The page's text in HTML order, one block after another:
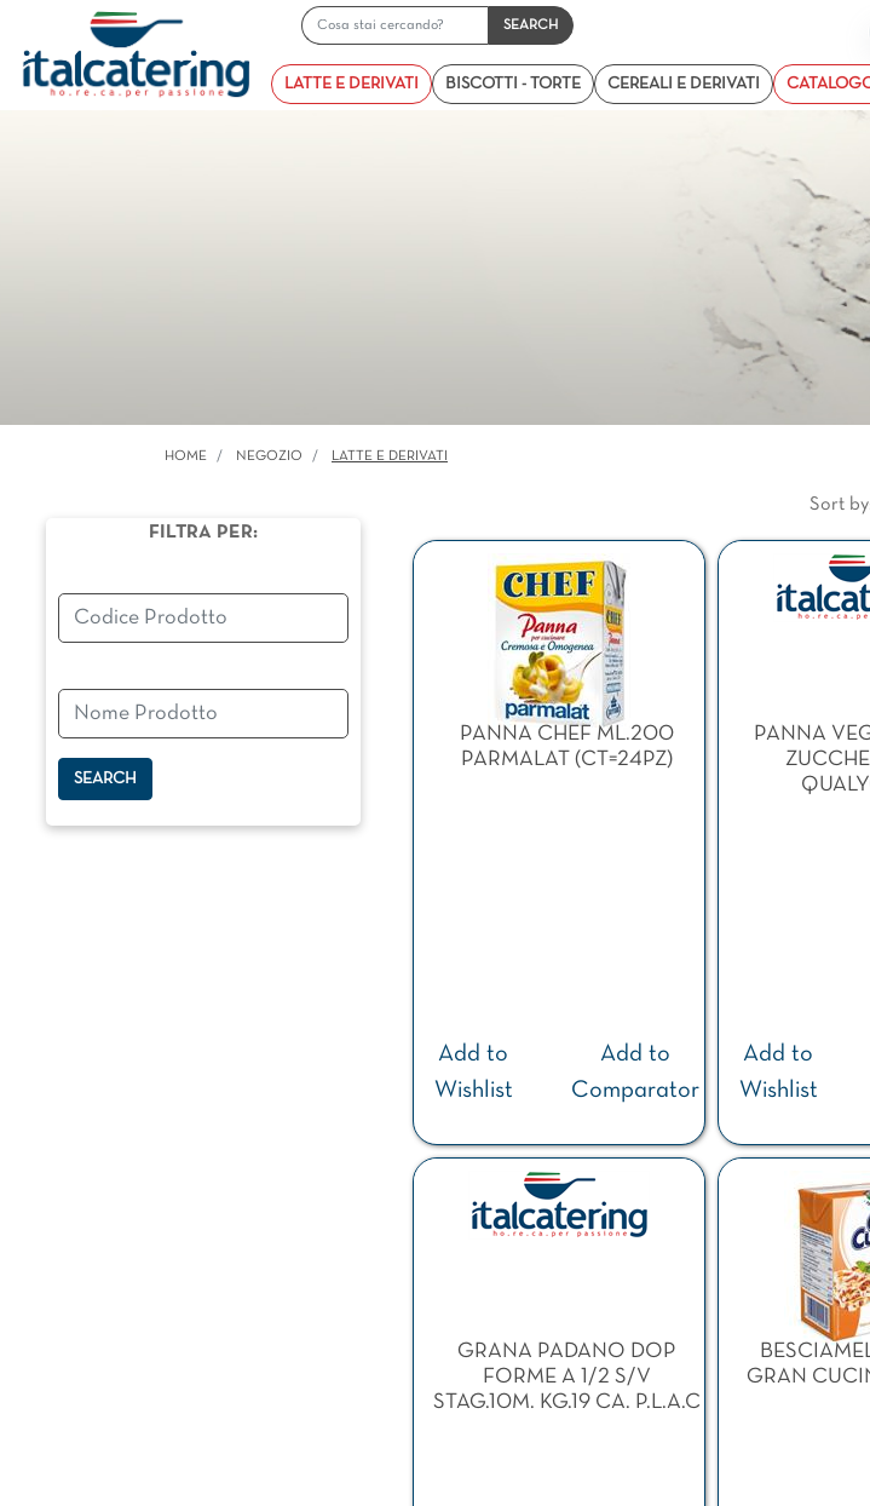
Changing a filter automatically
LATTE E DERIVATI BISCOTTI - TORTE CEREALI E DERIVATI
HOME NEGOZIO LATTE E DERIVATI
FILTRA PER:
Changing a filter automatically updates the other available filters.
Sort
PANNA CHEF ML.200
PARMALAT (CT=24PZ)
Add to
Wishlist
Add to
Comparator
PANNA
Add to
Wishlist
GRANA PADANO DOP
FORME A 1/2 S/V
STAG.10M. KG.19 CA. P.L.A.C
GRAN